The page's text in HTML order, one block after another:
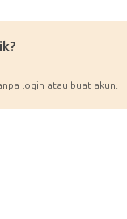
login atau buat akun.